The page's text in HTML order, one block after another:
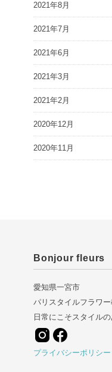
2021年8月
2021年7月
2021年6月
2021年3月
2021年2月
2020年12月
2020年11月
Bonjour fleurs
愛知県一宮市
パリスタイルフラワー
日常にこそスタイル
プライバシーポリシー